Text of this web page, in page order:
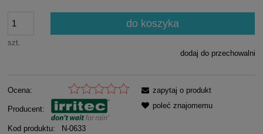
szt.
do koszyka
dodaj do przechowalni
Ocena:
Producent:
Kod produktu: N-0633
zapytaj o produkt
poleć znajomemu